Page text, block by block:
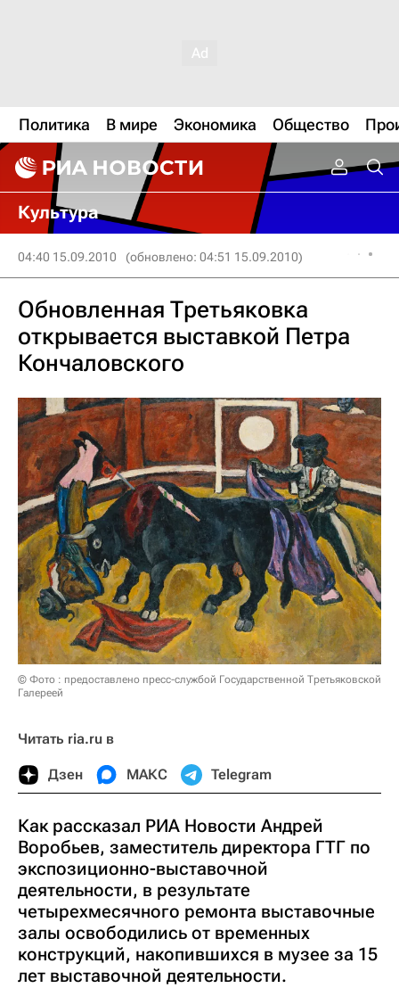
Политика В мире Экономика Общество
Культура
04:40 15.09.2010 (обновлено: 04:51 15.09.2010)
Обновленная Третьяковка
открывается выставкой Петра
Кончаловского
© Фото : предоставлено пресс-службой Государственной Третьяковской
Галереей
Читать ria.ru в
Дзен МАКС Telegram
Как рассказал РИА Новости Андрей
Воробьев, заместитель директора ГТГ по
экспозиционно-выставочной
деятельности, в результате
четырехмесячного ремонта выставочные
залы освободились от временных
конструкций, накопившихся в музее за 15
лет выставочной деятельности.